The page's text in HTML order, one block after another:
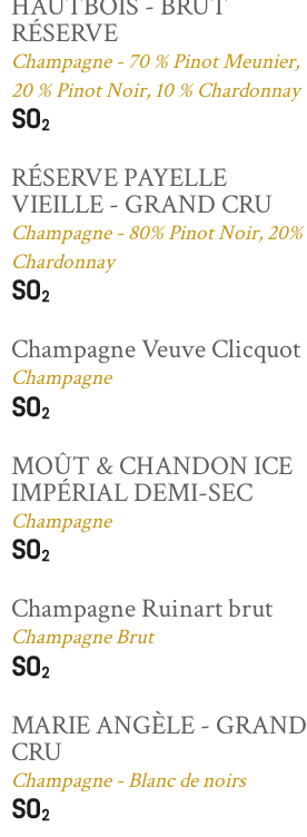
RÉSERVE
Champagne - 70 % Pinot Meunier,
20 % Pinot Noir, 10 % Chardonnay
RÉSERVE PAYELLE
VIEILLE - GRAND CRU
Champagne - 80% Pinot Noir, 20%
Chardonnay
Champagne Veuve Clicquot
Champagne
MOÛT & CHANDON ICE
IMPÉRIAL DEMI-SEC
Champagne
Champagne Ruinart brut
Champagne Brut
MARIE ANGÈLE - GRAND
CRU
Champagne - Blanc de noirs